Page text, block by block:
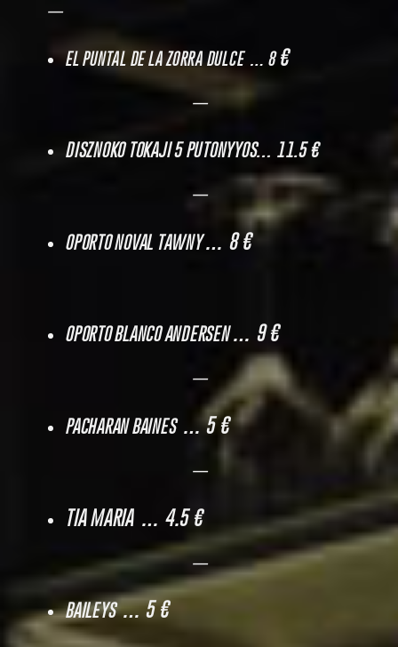
—
EL PUNTAL DE LA ZORRA DULCE … 8 €
—
DISZNOKO TOKAJI 5 PUTONYYOS… 11.5 €
—
OPORTO NOVAL TAWNY… 8 €
OPORTO BLANCO ANDERSEN… 9 €
—
PACHARAN BAINES … 5 €
—
TIA MARIA … 4.5 €
—
BAILEYS… 5 €